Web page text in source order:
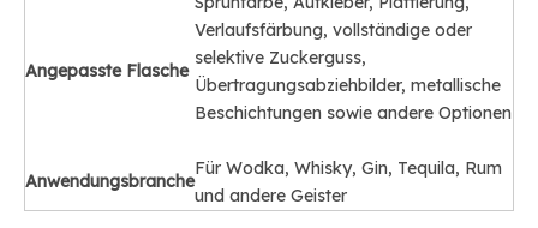
Angepasste Flasche
Verlaufsfärbung, vollständige oder
selektive Zuckerguss,
Übertragungsabziehbilder, metallische
Beschichtungen sowie andere Optionen
Anwendungsbranche
Für Wodka, Whisky, Gin, Tequila, Rum
und andere Geister